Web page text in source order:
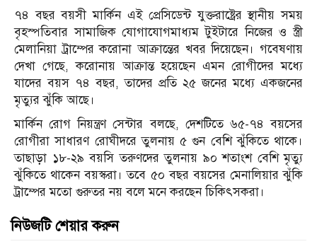
৭৪ বছর বয়সী মার্কিন এই প্রেসিডেন্ট যুক্তরাষ্ট্রের স্থানীয় সময়
বৃহস্পতিবার সামাজিক যোগাযোগমাধ্যম টুইটারে নিজের ও স্ত্রী
মেলানিয়া ট্রাম্পের করোনা আক্রান্তের খবর দিয়েছেন। গবেষণায়
দেখা গেছে, করোনায় আক্রান্ত হয়েছেন এমন রোগীদের মধ্যে
যাদের বয়স ৭৪ বছর, তাদের প্রতি ২৫ জনের মধ্যে একজনের
মৃত্যুর ঝুঁকি আছে।
মার্কিন রোগ নিয়ন্ত্রণ সেন্টার বলছে, দেশটিতে ৬৫-৭৪ বয়সের
রোগীরা সাধারণ রোঘীদরে তুলনায় ৫ গুন বেশি ঝুঁকিতে থাকে।
তাছাড়া ১৮-২৯ বয়সি তরুণদের তুলনায় ৯০ শতাংশ বেশি মৃত্যু
ঝুঁকিতে থাকেন বয়স্করা। তবে ৫০ বছর বয়সের মেনালিয়ার ঝুঁকি
ট্রাম্পের মতো গুরুতর নয় বলে মনে করছেন চিকিৎসকরা।
নিউজটি শেয়ার করুন